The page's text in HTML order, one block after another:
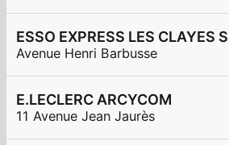
Avenue Henri Barbusse
E.LECLERC ARCYCOM
11 Avenue Jean Jaurès